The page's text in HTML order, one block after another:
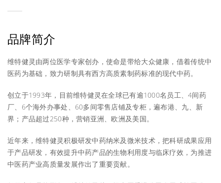
品牌简介
维特健灵由两位医学专家创办，使命是带给大众健康，借着传统中
医药为基础，致力研制具有西方高质素制药标准的现代中药。
创立于1993年，目前维特健灵在全球已有逾1000名员工、4间药
厂、6个海外办事处、60多间零售店铺及专柜，遍布港、九、新
界；产品超过250种，营销亚洲、欧洲及美国。
近年来，维特健灵积极研发中药纳米及微米技术，把科研成果应用
于产品研发，有效提升中药产品的生物利用度与临床疗效，为推进
中医药产业高质量发展作出了重要贡献。